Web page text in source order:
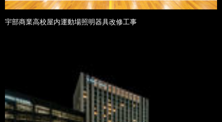
宇部商業高校屋内運動場照明器具改修工事